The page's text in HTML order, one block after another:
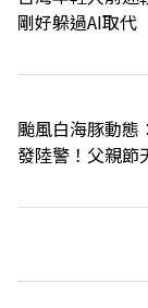
剛好躲過AI取代
颱風白海豚動態
發陸警！父親節